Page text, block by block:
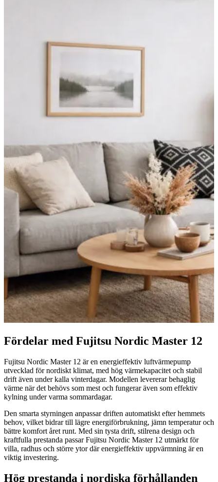
Fördelar med Fujitsu Nordic Master 12
Fujitsu Nordic Master 12 är en energieffektiv luftvärmepump
utvecklad för nordiskt klimat, med hög värmekapacitet och stabil
drift även under kalla vinterdagar. Modellen levererar behaglig
värme när det behövs som mest och fungerar även som effektiv
kylning under varma sommardagar.
Den smarta styrningen anpassar driften automatiskt efter hemmets
behov, vilket bidrar till lägre energiförbrukning, jämn temperatur och
bättre komfort året runt. Med sin tysta drift, stilrena design och
kraftfulla prestanda passar Fujitsu Nordic Master 12 utmärkt för
villa, radhus och större ytor där energieffektiv uppvärmning är en
viktig investering.
Hög prestanda i nordiska förhållanden